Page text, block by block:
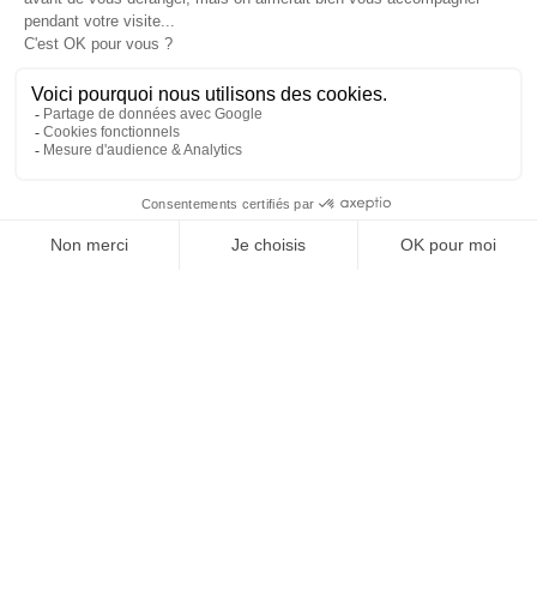
MÉDUANE HABITAT